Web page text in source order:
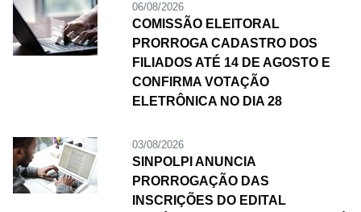
06/08/2026
COMISSÃO ELEITORAL
PRORROGA CADASTRO DOS
FILIADOS ATÉ 14 DE AGOSTO E
CONFIRMA VOTAÇÃO
ELETRÔNICA NO DIA 28
03/08/2026
SINPOLPI ANUNCIA
PRORROGAÇÃO DAS
INSCRIÇÕES DO EDITAL